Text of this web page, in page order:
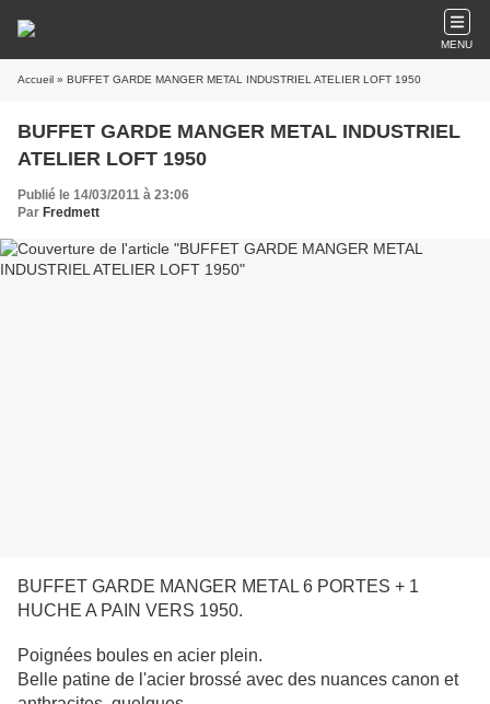
MENU
Accueil » BUFFET GARDE MANGER METAL INDUSTRIEL ATELIER LOFT 1950
BUFFET GARDE MANGER METAL INDUSTRIEL
ATELIER LOFT 1950
Publié le 14/03/2011 à 23:06
Par Fredmett
BUFFET GARDE MANGER METAL 6 PORTES + 1
HUCHE A PAIN VERS 1950.
Poignées boules en acier plein.
Belle patine de l'acier brossé avec des nuances canon et